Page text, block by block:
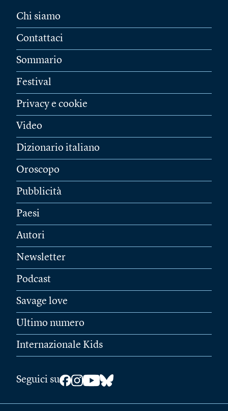
Chi siamo
Contattaci
Sommario
Festival
Privacy e cookie
Video
Dizionario italiano
Oroscopo
Pubblicità
Paesi
Autori
Newsletter
Podcast
Savage love
Ultimo numero
Internazionale Kids
Seguici su